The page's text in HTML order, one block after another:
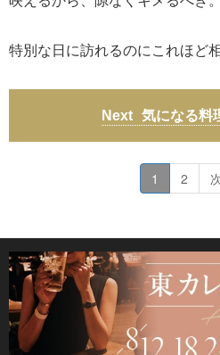
特別な日に訪れるのにこれほど
気になる料
1 2